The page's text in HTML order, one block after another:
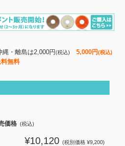
・離島は2,000円(税込) 5,000円(税込)
無料
価格 (税込)
¥10,120 (税別価格 ¥9,200)